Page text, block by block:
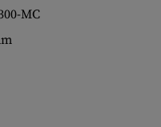
MC